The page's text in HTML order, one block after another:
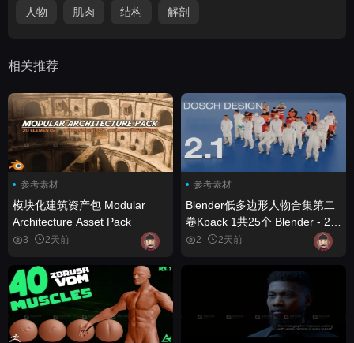
人物 肌肉 结构 解剖
相关推荐
参考素材
模块化建筑资产包 Modular
Architecture Asset Pack
3 2天前
参考素材
Blender低多边形人物合集第二
卷Kpack 1共25个 Blender - 25
Dosch Lo-Poly People Vol. 2
2 2天前